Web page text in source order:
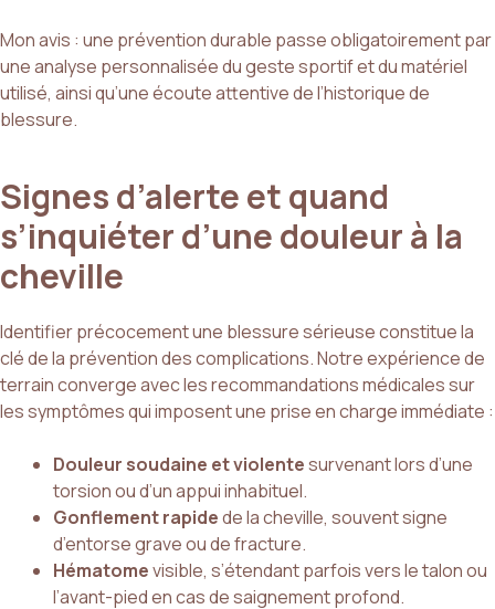
Mon avis : une prévention durable passe obligatoirement par
une analyse personnalisée du geste sportif et du matériel
utilisé, ainsi qu’une écoute attentive de l’historique de
blessure.
Signes d’alerte et quand
s’inquiéter d’une douleur à la
cheville
Identifier précocement une blessure sérieuse constitue la
clé de la prévention des complications. Notre expérience de
terrain converge avec les recommandations médicales sur
les symptômes qui imposent une prise en charge immédiate :
Douleur soudaine et violentesurvenant lors d’une
torsion ou d’un appui inhabituel.
Gonflement rapidede la cheville, souvent signe
d’entorse grave ou de fracture.
Hématomevisible, s’étendant parfois vers le talon ou
l’avant-pied en cas de saignement profond.